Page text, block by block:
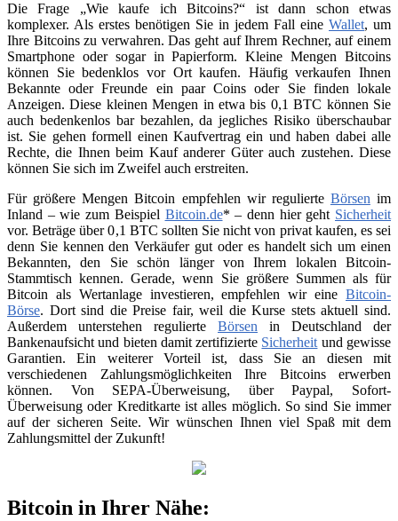
Die Frage „Wie kaufe ich Bitcoins?“ ist dann schon etwas
komplexer. Als erstes benötigen Sie in jedem Fall eine Wallet, um
Ihre Bitcoins zu verwahren. Das geht auf Ihrem Rechner, auf einem
Smartphone oder sogar in Papierform. Kleine Mengen Bitcoins
können Sie bedenklos vor Ort kaufen. Häufig verkaufen Ihnen
Bekannte oder Freunde ein paar Coins oder Sie finden lokale
Anzeigen. Diese kleinen Mengen in etwa bis 0,1 BTC können Sie
auch bedenkenlos bar bezahlen, da jegliches Risiko überschaubar
ist. Sie gehen formell einen Kaufvertrag ein und haben dabei alle
Rechte, die Ihnen beim Kauf anderer Güter auch zustehen. Diese
können Sie sich im Zweifel auch erstreiten.
Für größere Mengen Bitcoin empfehlen wir regulierte Börsen im
Inland – wie zum Beispiel Bitcoin.de* – denn hier geht Sicherheit
vor. Beträge über 0,1 BTC sollten Sie nicht von privat kaufen, es sei
denn Sie kennen den Verkäufer gut oder es handelt sich um einen
Bekannten, den Sie schön länger von Ihrem lokalen Bitcoin-
Stammtisch kennen. Gerade, wenn Sie größere Summen als für
Bitcoin als Wertanlage investieren, empfehlen wir eine Bitcoin-
Börse. Dort sind die Preise fair, weil die Kurse stets aktuell sind.
Außerdem unterstehen regulierte Börsen in Deutschland der
Bankenaufsicht und bieten damit zertifizierte Sicherheit und gewisse
Garantien. Ein weiterer Vorteil ist, dass Sie an diesen mit
verschiedenen Zahlungsmöglichkeiten Ihre Bitcoins erwerben
können. Von SEPA-Überweisung, über Paypal, Sofort-
Überweisung oder Kreditkarte ist alles möglich. So sind Sie immer
auf der sicheren Seite. Wir wünschen Ihnen viel Spaß mit dem
Zahlungsmittel der Zukunft!
Bitcoin in Ihrer Nähe: